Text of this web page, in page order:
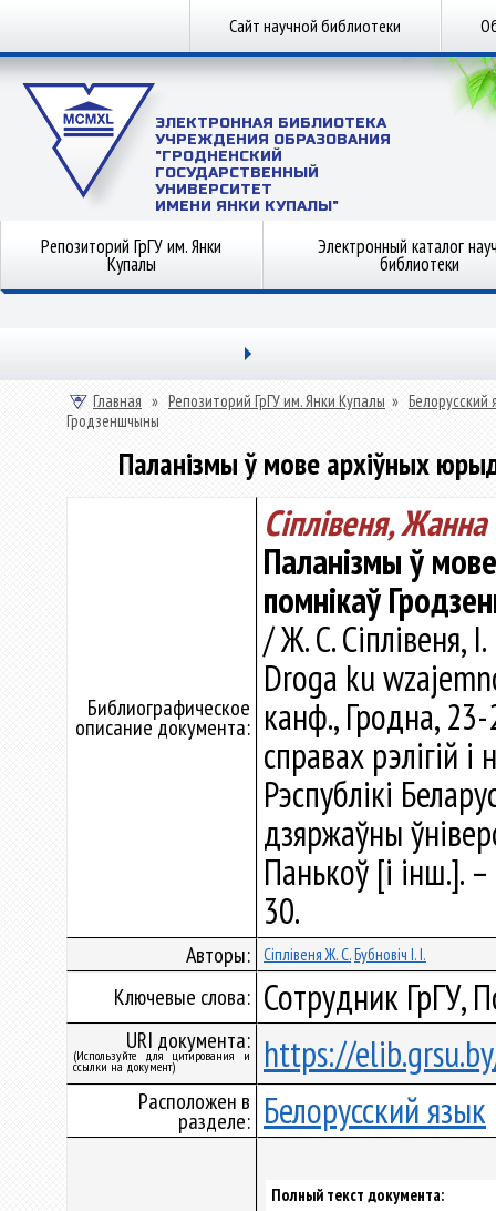
Сайт научной библиотеки
ЭЛЕКТРОННАЯ БИБЛИОТЕКА
УЧРЕЖДЕНИЯ ОБРАЗОВАНИЯ
"ГРОДНЕНСКИЙ
ГОСУДАРСТВЕННЫЙ
УНИВЕРСИТЕТ
ИМЕНИ ЯНКИ КУПАЛЫ"
Репозиторий ГрГУ им. Янки
Купалы
Электронный каталог
библиотеки
Главная » Репозиторий ГрГУ им. Янки Купалы » Белорусский
Гродзеншчыны
Паланізмы ў мове архіўных
Библиографическое
описание документа:
Сіплівеня,
Паланізмы ў
помнікаў
/ Ж. С. Сіплівеня,
Droga ku
канф., Гродна,
справах рэлігій
Рэспублікі
дзяржаўны
Панькоў [і інш.].
30.
Авторы: Сіплівеня Ж. С.Бубновіч І. І.
Ключевые слова: Сотрудник ГрГУ,
URI документа:
(Используйте для цитирования и
ссылки на документ) https://
Расположен в
разделе: Белорусский язык
Полный текст документа: